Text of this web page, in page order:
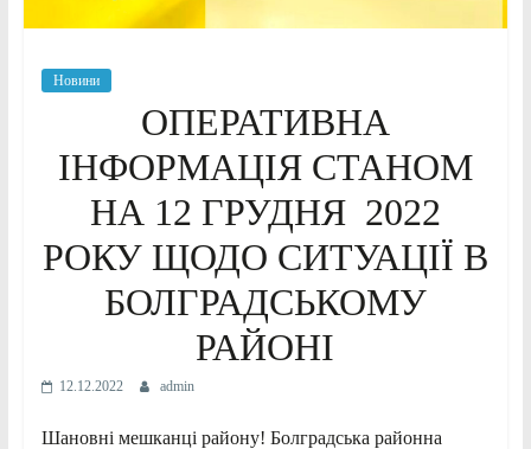
Новини
ОПЕРАТИВНА
ІНФОРМАЦІЯ СТАНОМ
НА 12 ГРУДНЯ 2022
РОКУ ЩОДО СИТУАЦІЇ В
БОЛГРАДСЬКОМУ
РАЙОНІ
12.12.2022 admin
Шановні мешканці району! Болградська районна